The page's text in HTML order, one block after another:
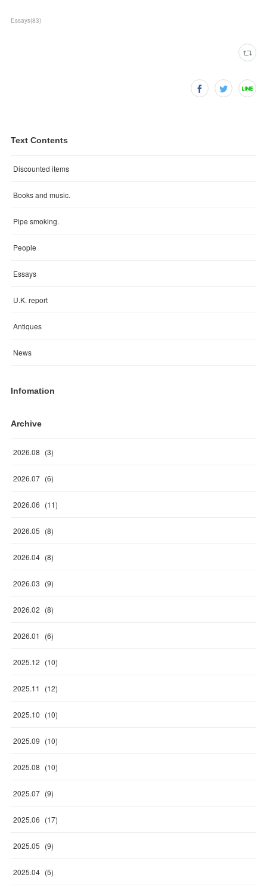
Essays(83)
Text Contents
Discounted items
Books and music.
Pipe smoking.
People
Essays
U.K. report
Antiques
News
Infomation
Archive
2026.08 (3)
2026.07 (6)
2026.06 (11)
2026.05 (8)
2026.04 (8)
2026.03 (9)
2026.02 (8)
2026.01 (6)
2025.12 (10)
2025.11 (12)
2025.10 (10)
2025.09 (10)
2025.08 (10)
2025.07 (9)
2025.06 (17)
2025.05 (9)
2025.04 (5)